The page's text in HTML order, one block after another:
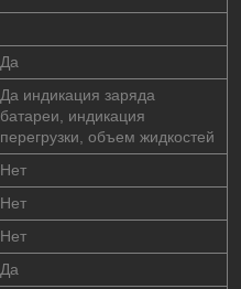
Да
Да индикация заряда
батареи, индикация
перегрузки, объем жидкостей
Нет
Нет
Нет
Да